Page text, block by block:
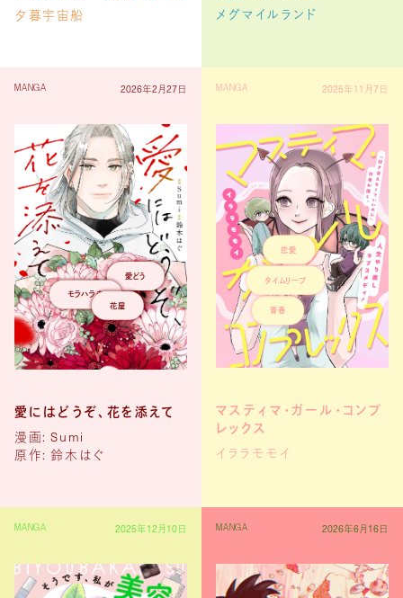
夕暮宇宙船
メグマイルランド
MANGA 2026年2月27日
愛にはどうぞ、花を添えて
漫画: Sumi
原作: 鈴木はぐ
愛どう
モラハラ夫
花屋
MANGA 2025年11月7日
マスティマ・ガール・コンプ
レックス
イララモモイ
恋愛
青春
タイムリープ
MANGA 2025年12月10日 MANGA 2026年6月16日